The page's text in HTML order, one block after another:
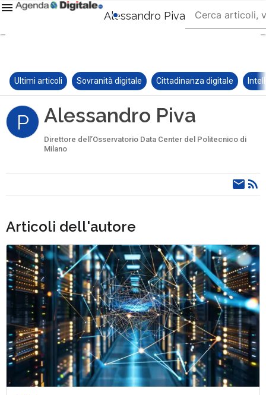
Alessandro Piva
Ultimi articoli Sovranità digitale Cittadinanza digitale
P Alessandro Piva
Direttore dell’Osservatorio Data Center del Politecnico di
Milano
Articoli dell'autore